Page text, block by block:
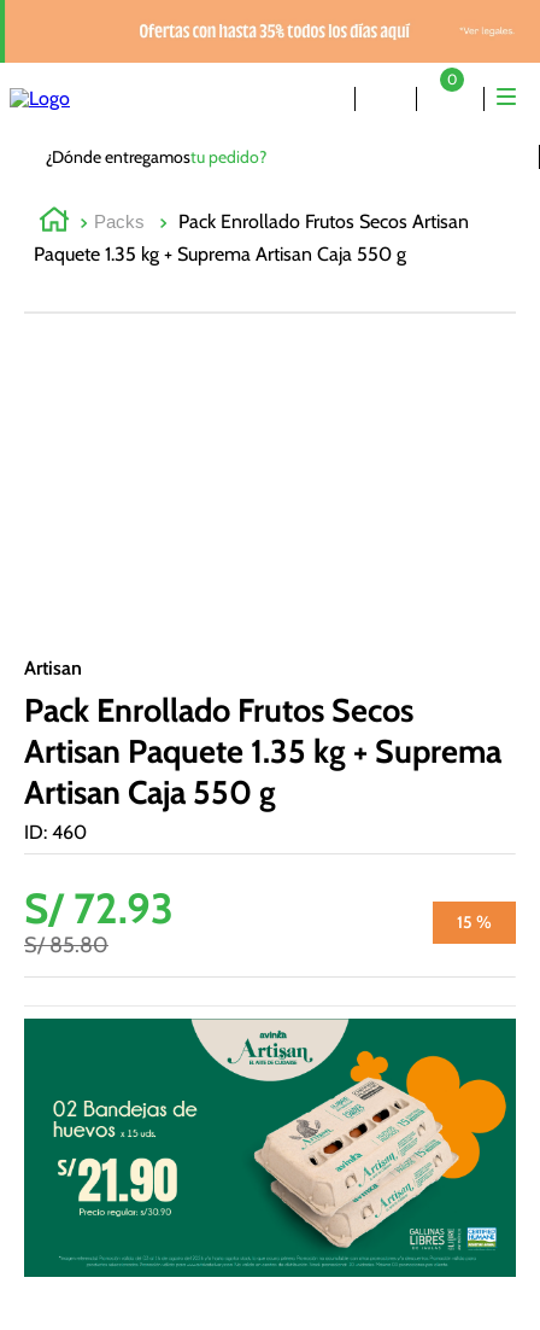
0
¿Dónde entregamostu pedido?
Packs
Pack Enrollado Frutos Secos Artisan
Paquete 1.35 kg + Suprema Artisan Caja 550 g
Artisan
Pack Enrollado Frutos Secos
Artisan Paquete 1.35 kg + Suprema
Artisan Caja 550 g
ID: 460
S/ 72.93
S/85.80
15 %